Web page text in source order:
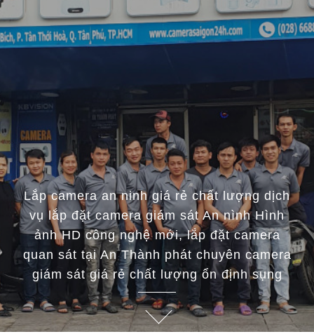
Lắp camera an ninh giá rẻ chất lượng dịch
vụ lắp đặt camera giám sát An nình Hình
ảnh HD công nghệ mới, lắp đặt camera
quan sát tại An Thành phát chuyên camera
giám sát giá rẻ chất lượng ổn định sụng